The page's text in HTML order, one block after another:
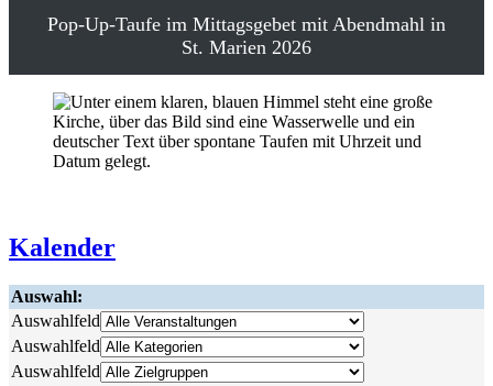
Pop-Up-Taufe im Mittagsgebet mit Abendmahl in
St. Marien 2026
Kalender
Auswahl:
Auswahlfeld
Auswahlfeld
Auswahlfeld